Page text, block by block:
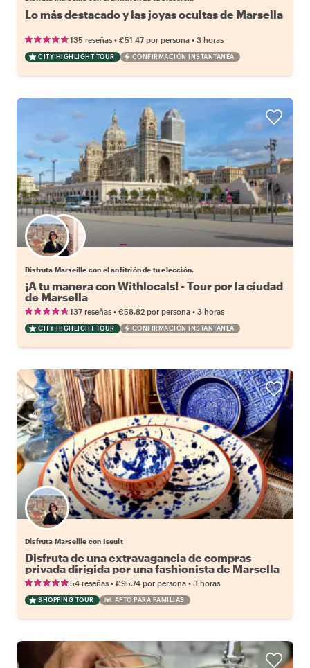
Lo más destacado y las joyas ocultas de Marsella
135 reseñas • €51.47 por persona • 3 horas
CITY HIGHLIGHT TOUR CONFIRMACIÓN INSTANTÁNEA
Elige tu local favorito
Disfruta Marseille con el anfitrión de tu elección.
¡A tu manera con Withlocals! - Tour por la ciudad
de Marsella
137 reseñas • €58.82 por persona • 3 horas
CITY HIGHLIGHT TOUR CONFIRMACIÓN INSTANTÁNEA
Disfruta Marseille con Iseult
Disfruta de una extravagancia de compras
privada dirigida por una fashionista de Marsella
54 reseñas • €95.74 por persona • 3 horas
SHOPPING TOUR APTO PARA FAMILIAS